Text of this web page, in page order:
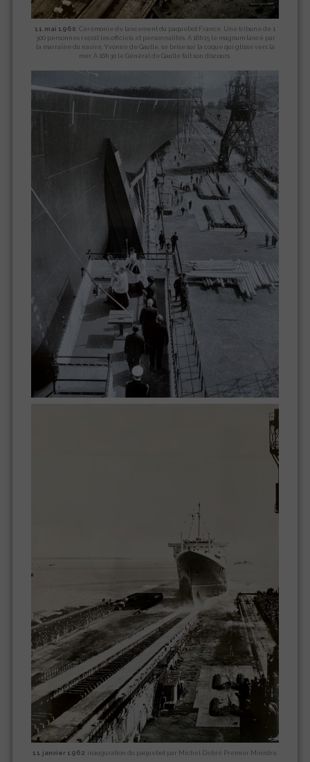
11 mai 1960 : Cérémonie de lancement du paquebot France. Une tribune de 1
300 personnes reçoit les officiels et personnalités. A 16h15 le magnum lancé par
la marraine du navire, Yvonne de Gaulle, se brise sur la coque qui glisse vers la
mer. A 16h30 le Général de Gaulle fait son discours.
11 janvier 1962: inauguration du paquebot par Michel Debré Premier Ministre.